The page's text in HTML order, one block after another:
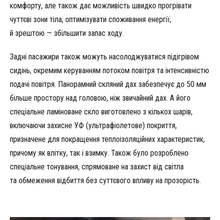
комфорту, але також дає можливість швидко прогрівати
чуттєві зони тіла, оптимізувати споживання енергії,
й зрештою — збільшити запас ходу.
Задні пасажири також можуть насолоджуватися підігрівом
сидінь, окремим керуванням потоком повітря та інтенсивністю
подачі повітря. Панорамний скляний дах забезпечує до 50 мм
більше простору над головою, ніж звичайний дах. А його
спеціальне ламіноване скло виготовлено з кількох шарів,
включаючи захисне УФ (ультрафіолетове) покриття,
призначене для покращення теплоізоляційних характеристик,
причому як влітку, так і взимку. Також було розроблено
спеціальне тонування, спрямоване на захист від світла
та обмеження відбиття без суттєвого впливу на прозорість.